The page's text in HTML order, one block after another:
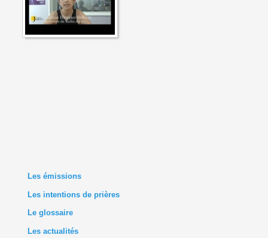
Les émissions
Les intentions de prières
Le glossaire
Les actualités